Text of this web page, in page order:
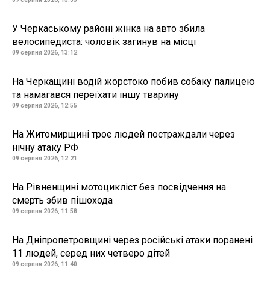
У Черкаському районі жінка на авто збила
велосипедиста: чоловік загинув на місці
09 серпня 2026, 13:12
На Черкащині водій жорстоко побив собаку палицею
та намагався переїхати іншу тварину
09 серпня 2026, 12:55
На Житомирщині троє людей постраждали через
нічну атаку РФ
09 серпня 2026, 12:21
На Рівненщині мотоцикліст без посвідчення на
смерть збив пішохода
09 серпня 2026, 11:58
На Дніпропетровщині через російські атаки поранені
11 людей, серед них четверо дітей
09 серпня 2026, 11:40